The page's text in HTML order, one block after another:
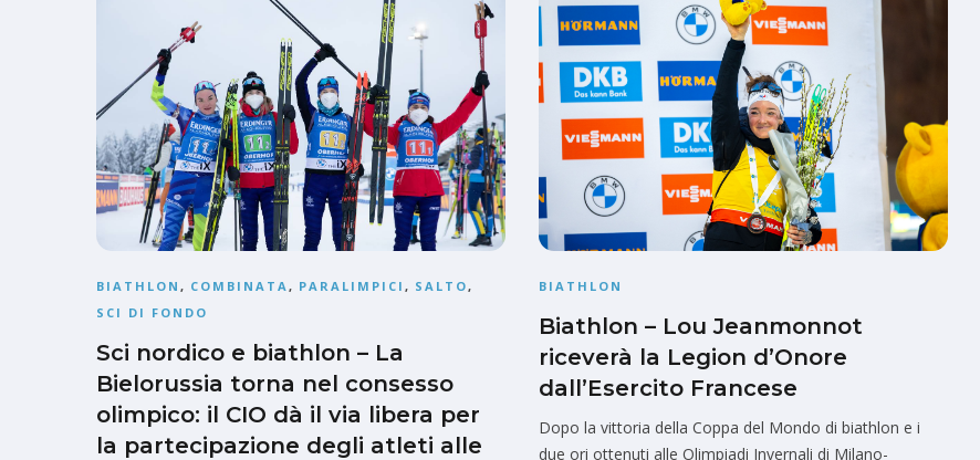
BIATHLON , COMBINATA , PARALIMPICI , SALTO,
SCI DI FONDO
Sci nordico e biathlon – La
Bielorussia torna nel consesso
olimpico: il CIO dà il via libera per
la partecipazione degli atleti alle
BIATHLON
Biathlon – Lou Jeanmonnot
riceverà la Legion d’Onore
dall’Esercito Francese
Dopo la vittoria della Coppa del Mondo di biathlon e i
due ori ottenuti alle Olimpiadi Invernali di Milano-